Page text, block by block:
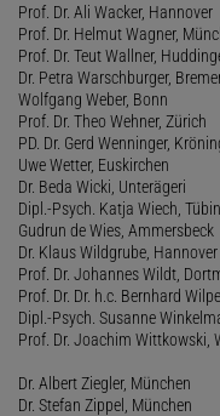
Prof. Dr. Ali Wacker, Hannover
Prof. Dr. Helmut Wagner,
Prof. Dr. Teut Wallner,
Dr. Petra Warschburger,
Wolfgang Weber, Bonn
Prof. Dr. Theo Wehner, Zürich
PD. Dr. Gerd Wenninger,
Uwe Wetter, Euskirchen
Dr. Beda Wicki, Unterägeri
Dipl.-Psych. Katja Wiech,
Gudrun de Wies, Ammersbeck
Dr. Klaus Wildgrube, Hannover
Prof. Dr. Johannes Wildt,
Prof. Dr. Dr. h.c. Bernhard
Dipl.-Psych. Susanne
Prof. Dr. Joachim Wittkowski,
Dr. Albert Ziegler, München
Dr. Stefan Zippel, München